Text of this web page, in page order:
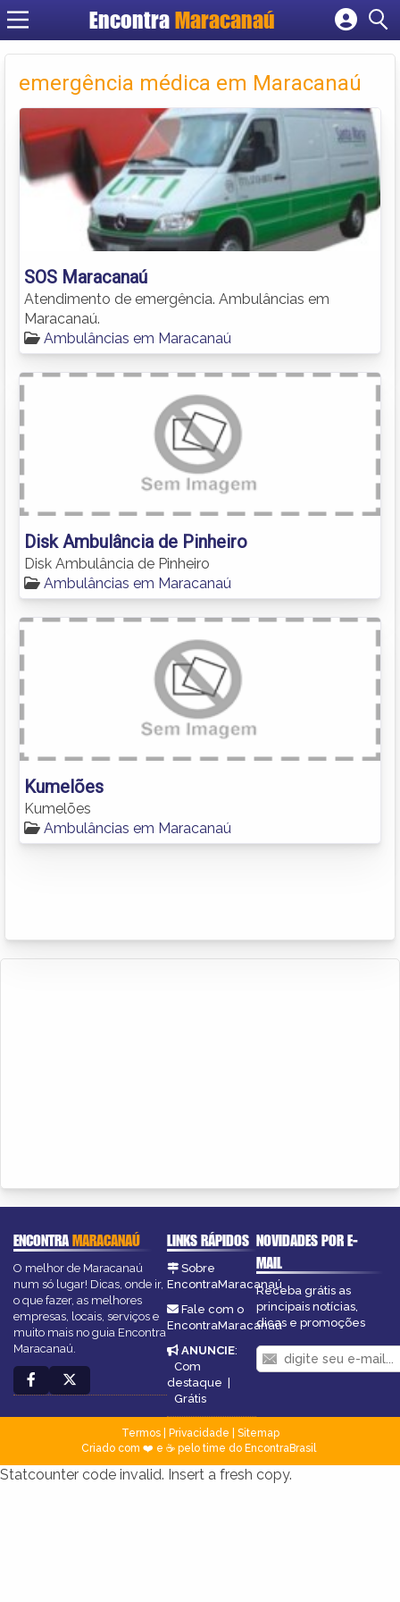
Encontra Maracanaú
Cadastrar empresa
Criar conta
emergência médica em Maracanaú
SOS Maracanaú
Atendimento de emergência. Ambulâncias em
Maracanaú.
Ambulâncias em Maracanaú
Disk Ambulância de Pinheiro
Disk Ambulância de Pinheiro
Ambulâncias em Maracanaú
Kumelões
Kumelões
Ambulâncias em Maracanaú
ENCONTRAMARACANAÚ
O melhor de Maracanaú
num só lugar! Dicas, onde ir,
o que fazer, as melhores
empresas, locais, serviços e
muito mais no guia Encontra
Maracanaú.
LINKS RÁPIDOS
Sobre
EncontraMaracanaú
Fale com o
EncontraMaracanaú
ANUNCIE:
Com
destaque |
Grátis
NOVIDADES POR E-
MAIL
Receba grátis as
principais notícias,
dicas e promoções
Termos| Privacidade
Sitemap
Criado com ❤️ e ☕ pelo time do EncontraBrasil
Statcounter code invalid. Insert a fresh copy.